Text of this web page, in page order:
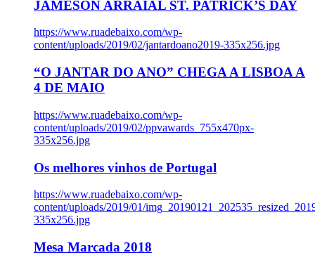
JAMESON ARRAIAL ST. PATRICK’S DAY
https://www.ruadebaixo.com/wp-
content/uploads/2019/02/jantardoano2019-335x256.jpg
“O JANTAR DO ANO” CHEGA A LISBOA A
4 DE MAIO
https://www.ruadebaixo.com/wp-
content/uploads/2019/02/ppvawards_755x470px-
335x256.jpg
Os melhores vinhos de Portugal
https://www.ruadebaixo.com/wp-
content/uploads/2019/01/
335x256.jpg
Mesa Marcada 2018